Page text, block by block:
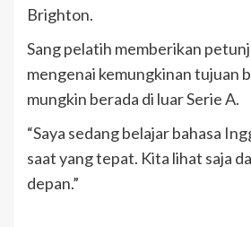
Brighton.
Sang pelatih memberikan
mengenai kemungkinan tujuan
mungkin berada di luar Serie A.
“Saya sedang belajar bahasa
saat yang tepat. Kita lihat saja
depan.”